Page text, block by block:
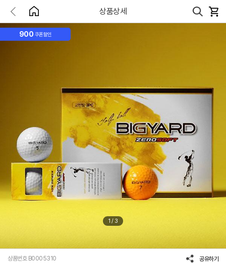
상품상세
900 쿠폰할인
1 / 3
상품번호 B0005310 공유하기